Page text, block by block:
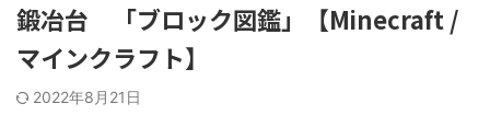
鍛冶台 「ブロック図鑑」【Minecraft /
マインクラフト】
2022年8月21日